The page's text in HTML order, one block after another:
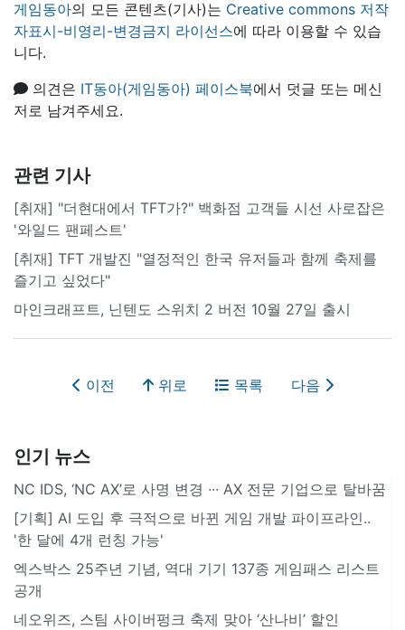
게임동아의 모든 콘텐츠(기사)는 Creative commons 저작
자표시-비영리-변경금지 라이선스에 따라 이용할 수 있습
니다.
의견은 IT동아(게임동아) 페이스북에서 덧글 또는 메신
저로 남겨주세요.
관련 기사
[취재] "더현대에서 TFT가?" 백화점 고객들 시선 사로잡은
'와일드 팬페스트'
[취재] TFT 개발진 "열정적인 한국 유저들과 함께 축제를
즐기고 싶었다"
마인크래프트, 닌텐도 스위치 2 버전 10월 27일 출시
이전 위로 목록 다음
인기 뉴스
NC IDS, ‘NC AX’로 사명 변경 ∙∙∙ AX 전문 기업으로 탈바꿈
[기획] AI 도입 후 극적으로 바뀐 게임 개발 파이프라인..
'한 달에 4개 런칭 가능'
엑스박스 25주년 기념, 역대 기기 137종 게임패스 리스트
공개
네오위즈, 스팀 사이버펑크 축제 맞아 ‘산나비’ 할인